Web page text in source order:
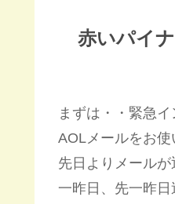
赤いパイ
まずは・・緊急
AOLメールをお使
先日よりメールが
一昨日、先一昨